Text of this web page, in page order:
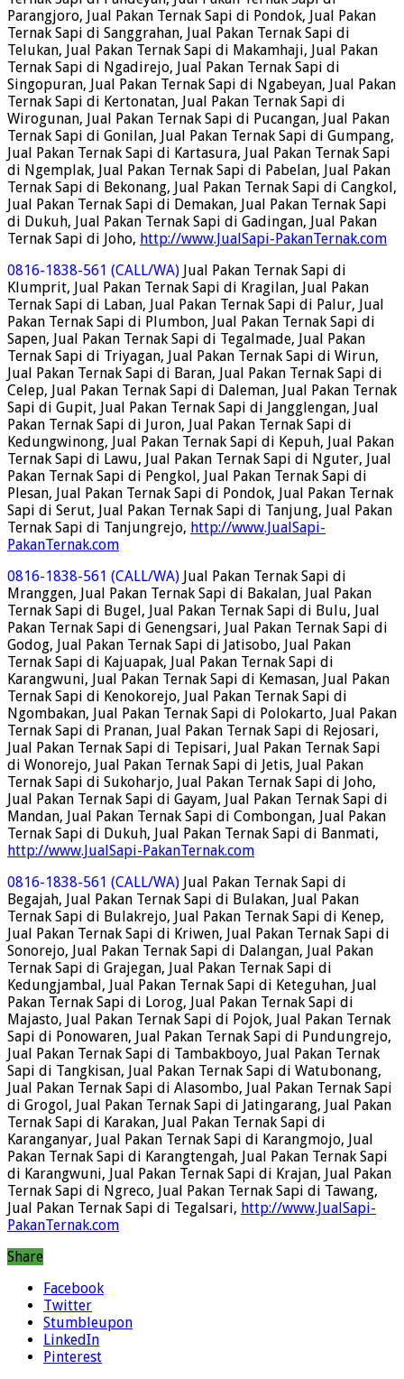
Parangjoro, Jual Pakan Ternak Sapi di Pondok, Jual Pakan
Ternak Sapi di Sanggrahan, Jual Pakan Ternak Sapi di
Telukan, Jual Pakan Ternak Sapi di Makamhaji, Jual Pakan
Ternak Sapi di Ngadirejo, Jual Pakan Ternak Sapi di
Singopuran, Jual Pakan Ternak Sapi di Ngabeyan, Jual Pakan
Ternak Sapi di Kertonatan, Jual Pakan Ternak Sapi di
Wirogunan, Jual Pakan Ternak Sapi di Pucangan, Jual Pakan
Ternak Sapi di Gonilan, Jual Pakan Ternak Sapi di Gumpang,
Jual Pakan Ternak Sapi di Kartasura, Jual Pakan Ternak Sapi
di Ngemplak, Jual Pakan Ternak Sapi di Pabelan, Jual Pakan
Ternak Sapi di Bekonang, Jual Pakan Ternak Sapi di Cangkol,
Jual Pakan Ternak Sapi di Demakan, Jual Pakan Ternak Sapi
di Dukuh, Jual Pakan Ternak Sapi di Gadingan, Jual Pakan
Ternak Sapi di Joho, http://www.JualSapi-PakanTernak.com
0816-1838-561 (CALL/WA) Jual Pakan Ternak Sapi di
Klumprit, Jual Pakan Ternak Sapi di Kragilan, Jual Pakan
Ternak Sapi di Laban, Jual Pakan Ternak Sapi di Palur, Jual
Pakan Ternak Sapi di Plumbon, Jual Pakan Ternak Sapi di
Sapen, Jual Pakan Ternak Sapi di Tegalmade, Jual Pakan
Ternak Sapi di Triyagan, Jual Pakan Ternak Sapi di Wirun,
Jual Pakan Ternak Sapi di Baran, Jual Pakan Ternak Sapi di
Celep, Jual Pakan Ternak Sapi di Daleman, Jual Pakan Ternak
Sapi di Gupit, Jual Pakan Ternak Sapi di Jangglengan, Jual
Pakan Ternak Sapi di Juron, Jual Pakan Ternak Sapi di
Kedungwinong, Jual Pakan Ternak Sapi di Kepuh, Jual Pakan
Ternak Sapi di Lawu, Jual Pakan Ternak Sapi di Nguter, Jual
Pakan Ternak Sapi di Pengkol, Jual Pakan Ternak Sapi di
Plesan, Jual Pakan Ternak Sapi di Pondok, Jual Pakan Ternak
Sapi di Serut, Jual Pakan Ternak Sapi di Tanjung, Jual Pakan
Ternak Sapi di Tanjungrejo, http://www.JualSapi-
PakanTernak.com
0816-1838-561 (CALL/WA) Jual Pakan Ternak Sapi di
Mranggen, Jual Pakan Ternak Sapi di Bakalan, Jual Pakan
Ternak Sapi di Bugel, Jual Pakan Ternak Sapi di Bulu, Jual
Pakan Ternak Sapi di Genengsari, Jual Pakan Ternak Sapi di
Godog, Jual Pakan Ternak Sapi di Jatisobo, Jual Pakan
Ternak Sapi di Kajuapak, Jual Pakan Ternak Sapi di
Karangwuni, Jual Pakan Ternak Sapi di Kemasan, Jual Pakan
Ternak Sapi di Kenokorejo, Jual Pakan Ternak Sapi di
Ngombakan, Jual Pakan Ternak Sapi di Polokarto, Jual Pakan
Ternak Sapi di Pranan, Jual Pakan Ternak Sapi di Rejosari,
Jual Pakan Ternak Sapi di Tepisari, Jual Pakan Ternak Sapi
di Wonorejo, Jual Pakan Ternak Sapi di Jetis, Jual Pakan
Ternak Sapi di Sukoharjo, Jual Pakan Ternak Sapi di Joho,
Jual Pakan Ternak Sapi di Gayam, Jual Pakan Ternak Sapi di
Mandan, Jual Pakan Ternak Sapi di Combongan, Jual Pakan
Ternak Sapi di Dukuh, Jual Pakan Ternak Sapi di Banmati,
http://www.JualSapi-PakanTernak.com
0816-1838-561 (CALL/WA) Jual Pakan Ternak Sapi di
Begajah, Jual Pakan Ternak Sapi di Bulakan, Jual Pakan
Ternak Sapi di Bulakrejo, Jual Pakan Ternak Sapi di Kenep,
Jual Pakan Ternak Sapi di Kriwen, Jual Pakan Ternak Sapi di
Sonorejo, Jual Pakan Ternak Sapi di Dalangan, Jual Pakan
Ternak Sapi di Grajegan, Jual Pakan Ternak Sapi di
Kedungjambal, Jual Pakan Ternak Sapi di Keteguhan, Jual
Pakan Ternak Sapi di Lorog, Jual Pakan Ternak Sapi di
Majasto, Jual Pakan Ternak Sapi di Pojok, Jual Pakan Ternak
Sapi di Ponowaren, Jual Pakan Ternak Sapi di Pundungrejo,
Jual Pakan Ternak Sapi di Tambakboyo, Jual Pakan Ternak
Sapi di Tangkisan, Jual Pakan Ternak Sapi di Watubonang,
Jual Pakan Ternak Sapi di Alasombo, Jual Pakan Ternak Sapi
di Grogol, Jual Pakan Ternak Sapi di Jatingarang, Jual Pakan
Ternak Sapi di Karakan, Jual Pakan Ternak Sapi di
Karanganyar, Jual Pakan Ternak Sapi di Karangmojo, Jual
Pakan Ternak Sapi di Karangtengah, Jual Pakan Ternak Sapi
di Karangwuni, Jual Pakan Ternak Sapi di Krajan, Jual Pakan
Ternak Sapi di Ngreco, Jual Pakan Ternak Sapi di Tawang,
Jual Pakan Ternak Sapi di Tegalsari, http://www.JualSapi-
PakanTernak.com
Share
Facebook
Twitter
Stumbleupon
LinkedIn
Pinterest